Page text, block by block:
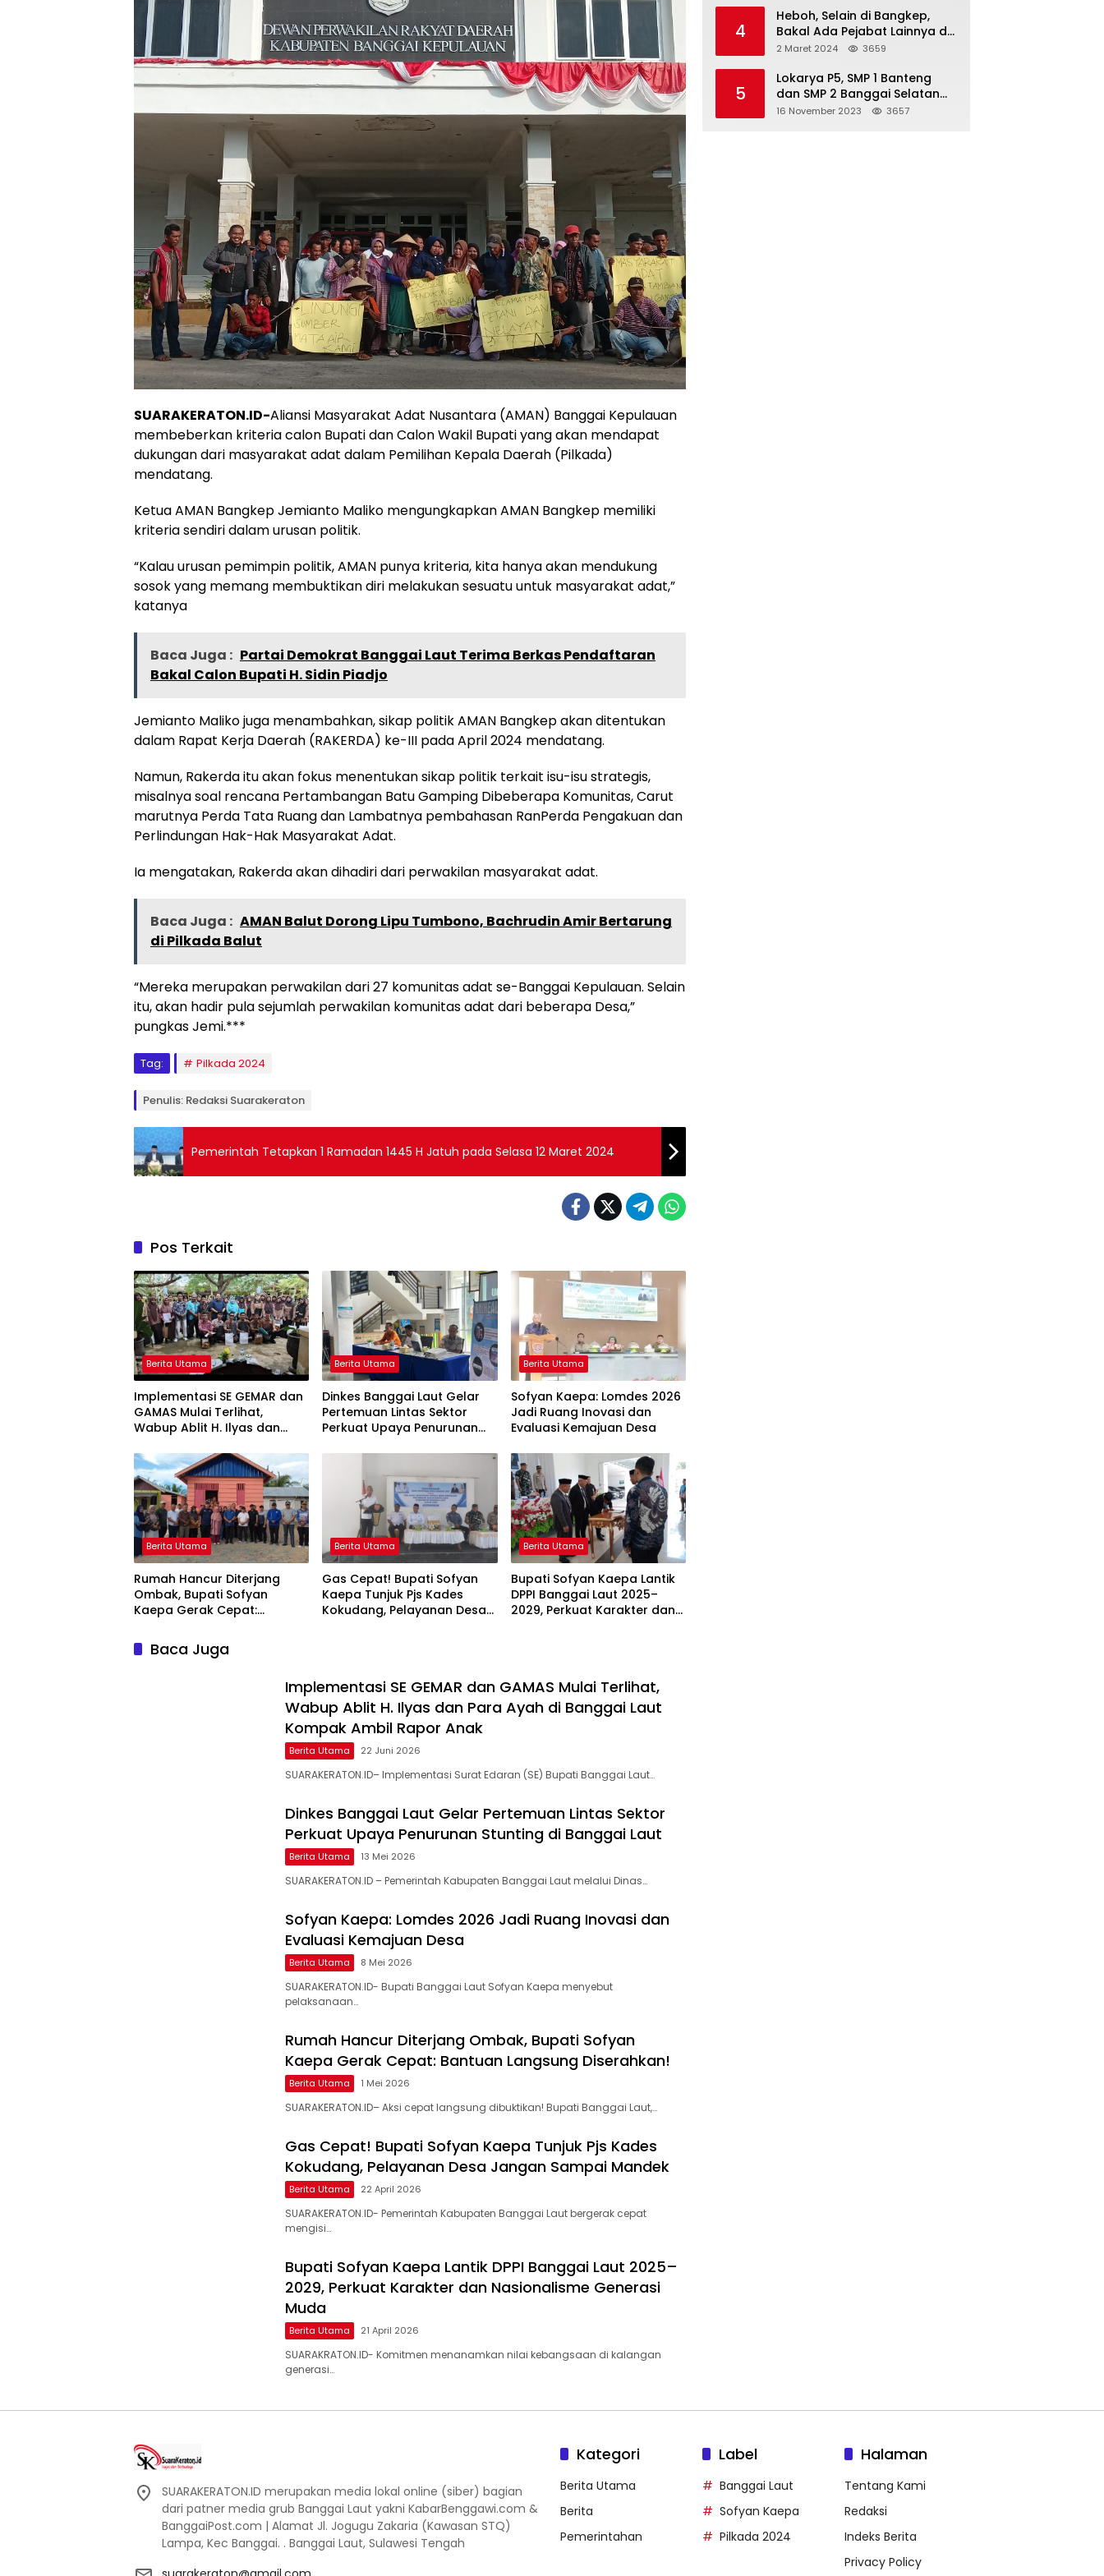
SUARAKERATON.ID-Aliansi Masyarakat Adat Nusantara (AMAN) Banggai Kepulauan
membeberkan kriteria calon Bupati dan Calon Wakil Bupati yang akan mendapat
dukungan dari masyarakat adat dalam Pemilihan Kepala Daerah (Pilkada)
mendatang.
Ketua AMAN Bangkep Jemianto Maliko mengungkapkan AMAN Bangkep memiliki
kriteria sendiri dalam urusan politik.
“Kalau urusan pemimpin politik, AMAN punya kriteria, kita hanya akan mendukung
sosok yang memang membuktikan diri melakukan sesuatu untuk masyarakat adat,”
katanya
Baca Juga : Partai Demokrat Banggai Laut Terima Berkas Pendaftaran
Bakal Calon Bupati H. Sidin Piadjo
Jemianto Maliko juga menambahkan, sikap politik AMAN Bangkep akan ditentukan
dalam Rapat Kerja Daerah (RAKERDA) ke-III pada April 2024 mendatang.
Namun, Rakerda itu akan fokus menentukan sikap politik terkait isu-isu strategis,
misalnya soal rencana Pertambangan Batu Gamping Dibeberapa Komunitas, Carut
marutnya Perda Tata Ruang dan Lambatnya pembahasan RanPerda Pengakuan dan
Perlindungan Hak-Hak Masyarakat Adat.
Ia mengatakan, Rakerda akan dihadiri dari perwakilan masyarakat adat.
Baca Juga : AMAN Balut Dorong Lipu Tumbono, Bachrudin Amir Bertarung
di Pilkada Balut
“Mereka merupakan perwakilan dari 27 komunitas adat se-Banggai Kepulauan. Selain
itu, akan hadir pula sejumlah perwakilan komunitas adat dari beberapa Desa,”
pungkas Jemi.***
Tag: Pilkada 2024
Penulis: Redaksi Suarakeraton
Pemerintah Tetapkan 1 Ramadan 1445 H Jatuh pada Selasa 12 Maret 2024
Pos Terkait
Berita Utama
Implementasi SE GEMAR dan
GAMAS Mulai Terlihat,
Wabup Ablit H. Ilyas dan
Kompak Ambil Rapor Anak
Berita Utama
Dinkes Banggai Laut Gelar
Pertemuan Lintas Sektor
Perkuat Upaya Penurunan
Berita Utama
Sofyan Kaepa: Lomdes 2026
Jadi Ruang Inovasi dan
Evaluasi Kemajuan Desa
Berita Utama
Rumah Hancur Diterjang
Ombak, Bupati Sofyan
Kaepa Gerak Cepat:
Diserahkan!
Berita Utama
Gas Cepat! Bupati Sofyan
Kaepa Tunjuk Pjs Kades
Kokudang, Pelayanan Desa
Berita Utama
Bupati Sofyan Kaepa Lantik
DPPI Banggai Laut 2025–
2029, Perkuat Karakter dan
Baca Juga
Implementasi SE GEMAR dan GAMAS Mulai Terlihat,
Wabup Ablit H. Ilyas dan Para Ayah di Banggai Laut
Kompak Ambil Rapor Anak
Berita Utama 22 Juni 2026
SUARAKERATON.ID– Implementasi Surat Edaran (SE) Bupati Banggai Laut…
Dinkes Banggai Laut Gelar Pertemuan Lintas Sektor
Perkuat Upaya Penurunan Stunting di Banggai Laut
Berita Utama 13 Mei 2026
SUARAKERATON.ID – Pemerintah Kabupaten Banggai Laut melalui Dinas…
Sofyan Kaepa: Lomdes 2026 Jadi Ruang Inovasi dan
Evaluasi Kemajuan Desa
Berita Utama 8 Mei 2026
SUARAKERATON.ID- Bupati Banggai Laut Sofyan Kaepa menyebut
pelaksanaan…
Rumah Hancur Diterjang Ombak, Bupati Sofyan
Kaepa Gerak Cepat: Bantuan Langsung Diserahkan!
Berita Utama 1 Mei 2026
SUARAKERATON.ID– Aksi cepat langsung dibuktikan! Bupati Banggai Laut,…
Gas Cepat! Bupati Sofyan Kaepa Tunjuk Pjs Kades
Kokudang, Pelayanan Desa Jangan Sampai Mandek
Berita Utama 22 April 2026
SUARAKERATON.ID- Pemerintah Kabupaten Banggai Laut bergerak cepat
mengisi…
Bupati Sofyan Kaepa Lantik DPPI Banggai Laut 2025–
2029, Perkuat Karakter dan Nasionalisme Generasi
Muda
Berita Utama 21 April 2026
SUARAKRATON.ID- Komitmen menanamkan nilai kebangsaan di kalangan
generasi…
4
Heboh, Selain di Bangkep,
Bakal Ada Pejabat Lainnya di
Banggai Laut yang Bakal di
2 Maret 2024 3659
5
Lokarya P5, SMP 1 Banteng
dan SMP 2 Banggai Selatan
Curi Perhatian
16 November 2023 3657
SUARAKERATON.ID merupakan media lokal online (siber) bagian
dari patner media grub Banggai Laut yakni KabarBenggawi.com &
BanggaiPost.com | Alamat Jl. Jogugu Zakaria (Kawasan STQ)
Lampa, Kec Banggai. . Banggai Laut, Sulawesi Tengah
Kategori
Berita Utama
Berita
Pemerintahan
Label
Banggai Laut
Sofyan Kaepa
Pilkada 2024
Halaman
Tentang Kami
Redaksi
Indeks Berita
Privacy Policy